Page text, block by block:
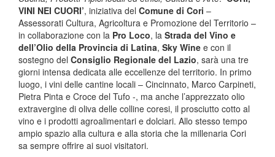
VINI NEI CUORI’, iniziativa del Comune di Cori –
Assessorati Cultura, Agricoltura e Promozione del Territorio –
in collaborazione con la Pro Loco, la Strada del Vino e
dell’Olio della Provincia di Latina, Sky Wine e con il
sostegno del Consiglio Regionale del Lazio, sarà una tre
giorni intensa dedicata alle eccellenze del territorio. In primo
luogo, i vini delle cantine locali – Cincinnato, Marco Carpineti,
Pietra Pinta e Croce del Tufo -, ma anche l’apprezzato olio
extravergine di oliva delle colline coresi, il prosciutto cotto al
vino e i prodotti agroalimentari e dolciari. Allo stesso tempo
ampio spazio alla cultura e alla storia che la millenaria Cori
sa sempre offrire ai suoi visitatori.